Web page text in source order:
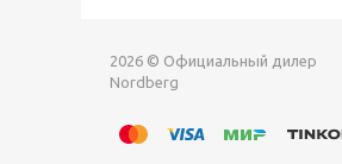
2026 © Официальный дилер
Nordberg